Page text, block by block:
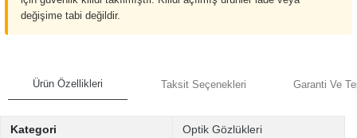
değişime tabi değildir.
Ürün Özellikleri Taksit Seçenekleri Garanti Ve
Kategori Optik Gözlükleri